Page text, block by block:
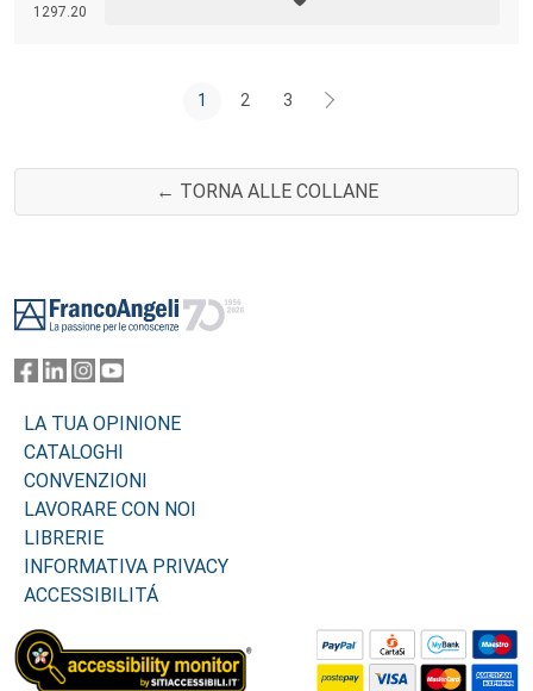
1297.20
1 2 3
← TORNA ALLE COLLANE
LA TUA OPINIONE
CATALOGHI
CONVENZIONI
LAVORARE CON NOI
LIBRERIE
INFORMATIVA PRIVACY
ACCESSIBILITÁ